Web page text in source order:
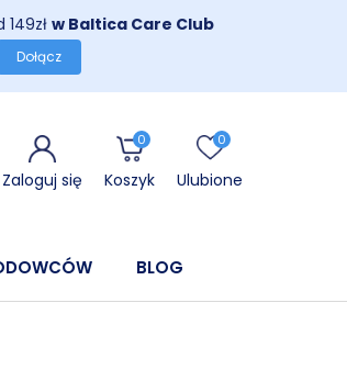
w Baltica Care Club
Dołącz
Zaloguj się
0
Koszyk
0
Ulubione
BLOG